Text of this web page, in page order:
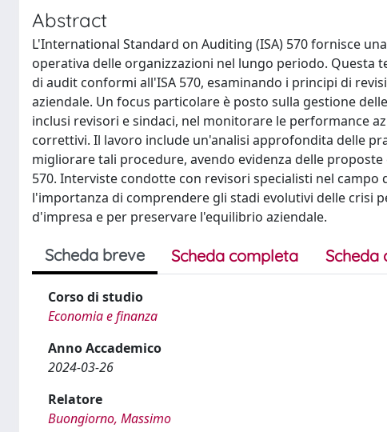
Abstract
L'International Standard on Auditing (ISA) 570 fornisce
operativa delle organizzazioni nel lungo periodo. Questa
di audit conformi all'ISA 570, esaminando i principi di
aziendale. Un focus particolare è posto sulla gestione
inclusi revisori e sindaci, nel monitorare le performance
correttivi. Il lavoro include un'analisi approfondita delle
migliorare tali procedure, avendo evidenza delle
570. Interviste condotte con revisori specialisti nel
l'importanza di comprendere gli stadi evolutivi delle crisi
d'impresa e per preservare l'equilibrio aziendale.
Scheda breve Scheda completa Scheda
Corso di studio
Economia e finanza
Anno Accademico
2024-03-26
Relatore
Buongiorno, Massimo